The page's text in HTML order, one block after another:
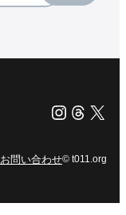
X（旧
お問い合わせ© t011.org